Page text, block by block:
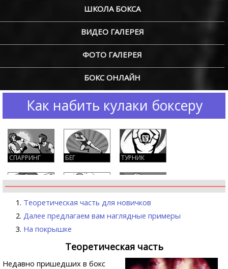
ШКОЛА БОКСА
ВИДЕО ГАЛЕРЕЯ
ФОТО ГАЛЕРЕЯ
БОКС ОНЛАЙН
Как набить кулаки боксеру
СПАРРИНГ БЕГ ТУРНИК
ПРЕСС УДАРЫ КУЛАКИ
УПОР ГРУША
Теоретическая часть для новичков
Далее предлагаем вам наглядные примеры
На покрышке
Теоретическая часть
Недавно пришедших в бокс